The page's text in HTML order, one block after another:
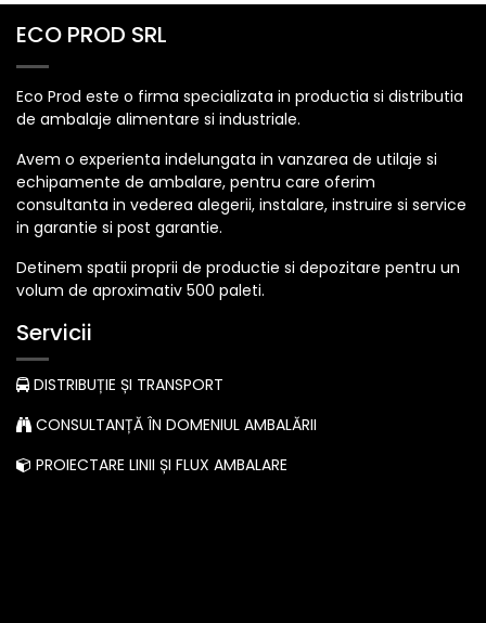
ECO PROD SRL
Eco Prod este o firma specializata in productia si distributia
de ambalaje alimentare si industriale.
Avem o experienta indelungata in vanzarea de utilaje si
echipamente de ambalare, pentru care oferim
consultanta in vederea alegerii, instalare, instruire si service
in garantie si post garantie.
Detinem spatii proprii de productie si depozitare pentru un
volum de aproximativ 500 paleti.
Servicii
DISTRIBUȚIE ȘI TRANSPORT
CONSULTANȚĂ ÎN DOMENIUL AMBALĂRII
PROIECTARE LINII ȘI FLUX AMBALARE